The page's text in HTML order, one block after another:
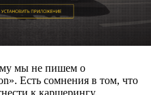
мы не пишем о
Есть сомнения в том, что
к каршерингу.